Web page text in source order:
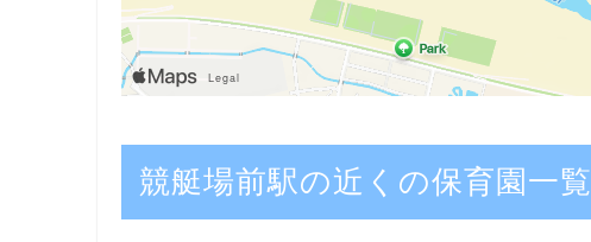
競艇場前駅の近くの保育園一覧